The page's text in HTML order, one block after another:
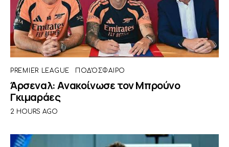
PREMIER LEAGUE ΠΟΔΌΣΦΑΙΡΟ
Άρσεναλ: Ανακοίνωσε τον Μπρούνο
Γκιμαράες
2 HOURS AGO